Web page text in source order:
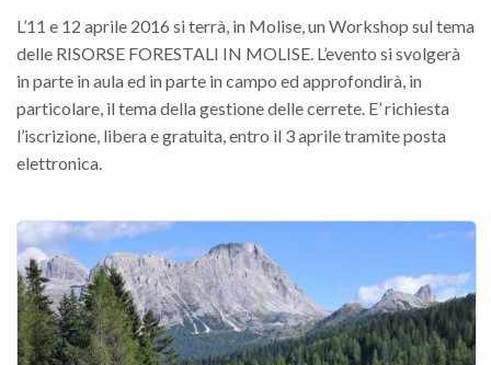
Comunicati
Congressi
Convegni
Corsi di Aggiornamento
Giornate di Studio
Opportunità di Lavoro
Rassegne
Reports
L’11 e 12 aprile 2016 si terrà, in Molise, un Workshop sul tema
delle RISORSE FORESTALI IN MOLISE. L’evento si svolgerà
in parte in aula ed in parte in campo ed approfondirà, in
particolare, il tema della gestione delle cerrete. E’ richiesta
l’iscrizione, libera e gratuita, entro il 3 aprile tramite posta
elettronica.